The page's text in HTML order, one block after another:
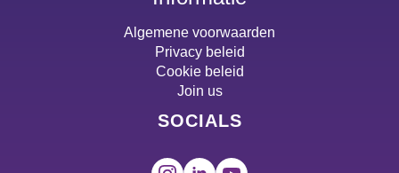
Algemene voorwaarden
Privacy beleid
Cookie beleid
Join us
SOCIALS